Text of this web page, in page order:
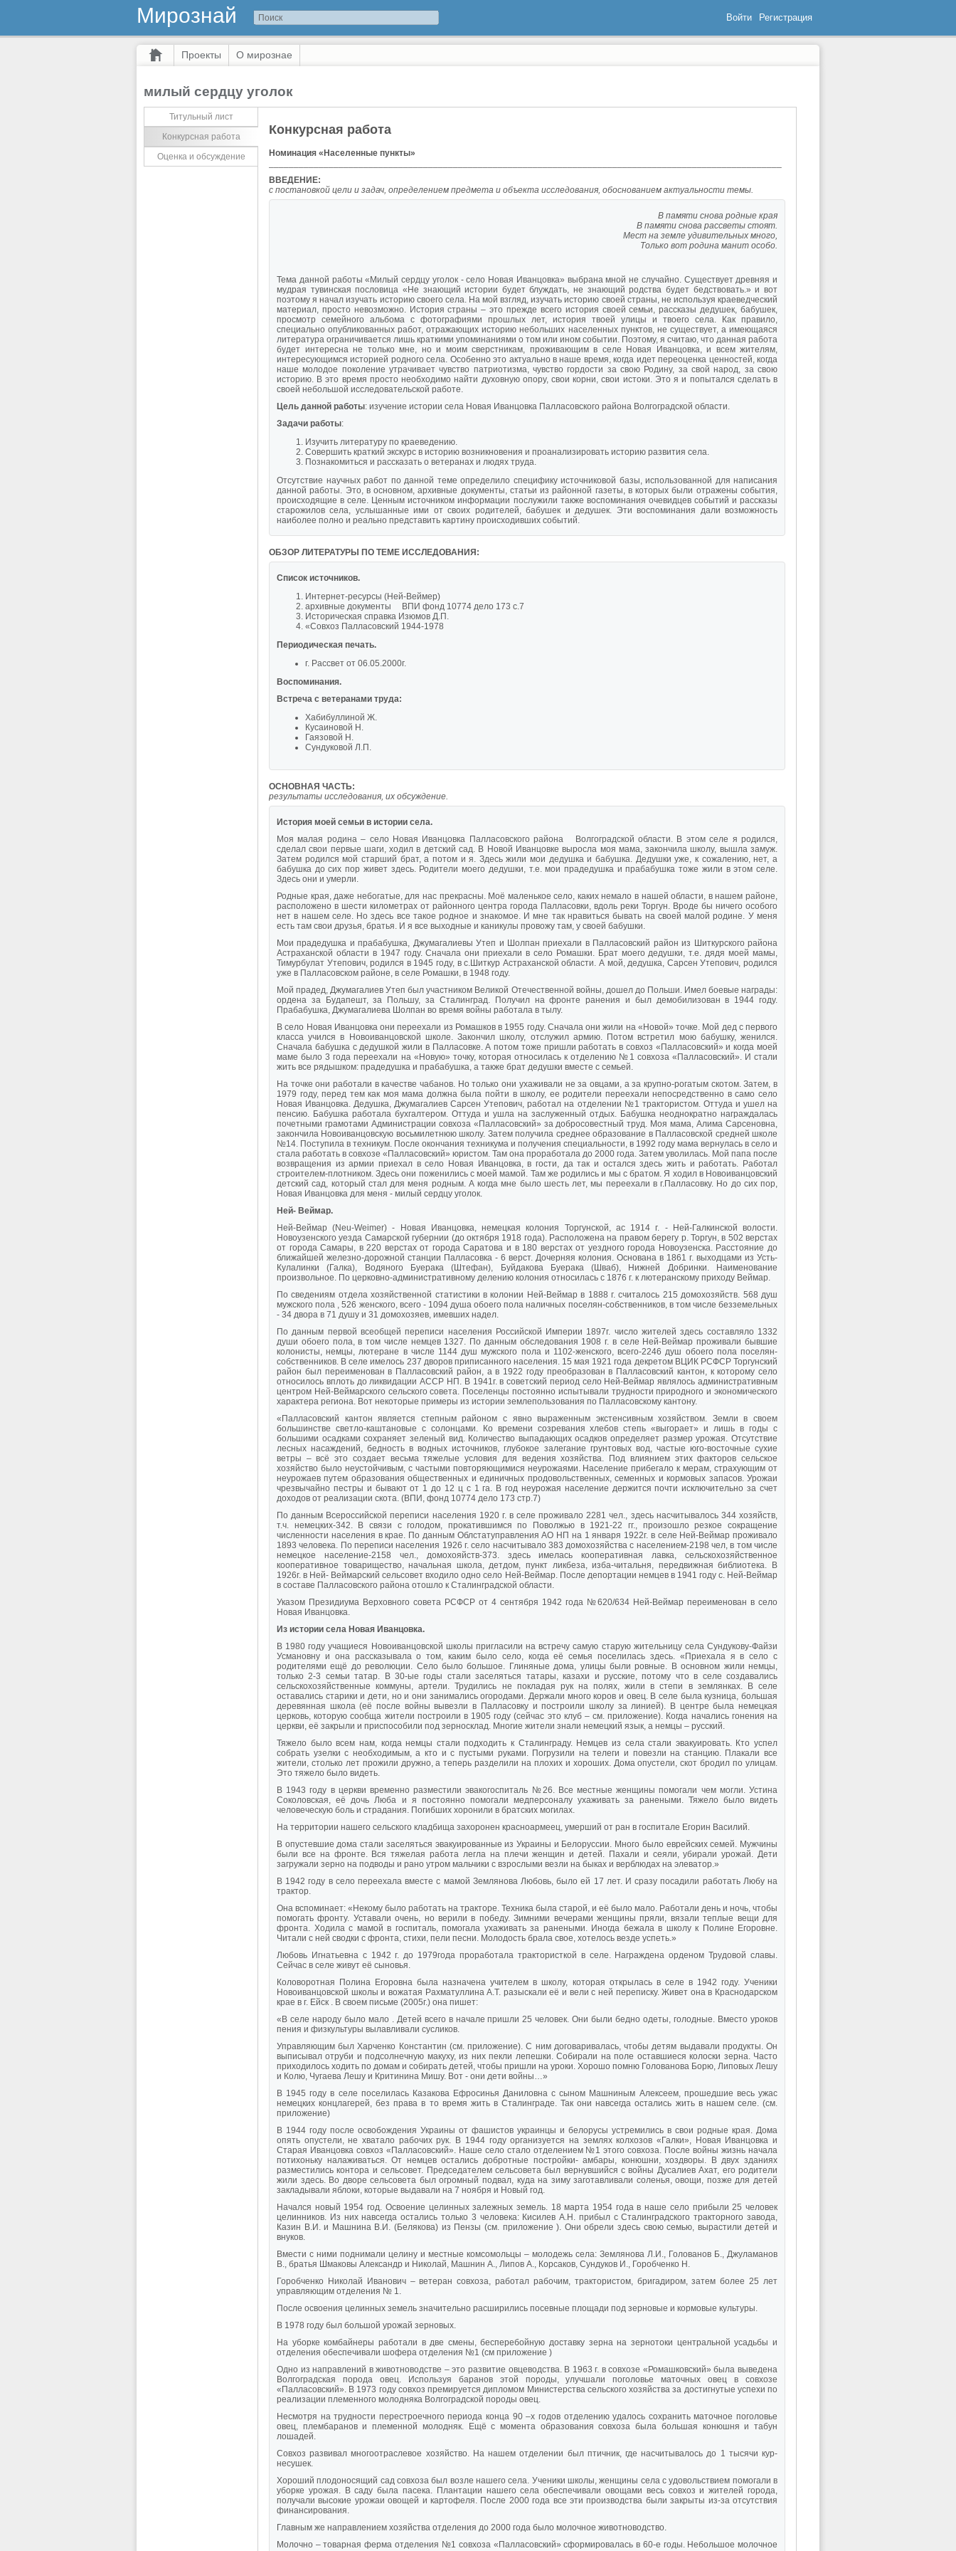
Мирознай Войти Регистрация
Проекты О мирознае
милый сердцу уголок
Титульный лист
Конкурсная работа
Оценка и обсуждение
Конкурсная работа
Номинация «Населенные пункты»
ВВЕДЕНИЕ:
с постановкой цели и задач, определением предмета и объекта исследования, обоснованием актуальности темы.
В памяти снова родные края
В памяти снова рассветы стоят.
Мест на земле удивительных много,
Только вот родина манит особо.
Тема данной работы «Милый сердцу уголок - село Новая Иванцовка» выбрана мной не случайно. Существует древняя и
мудрая тувинская пословица «Не знающий истории будет блуждать, не знающий родства будет бедствовать.» и вот
поэтому я начал изучать историю своего села. На мой взгляд, изучать историю своей страны, не используя краеведческий
материал, просто невозможно. История страны – это прежде всего история своей семьи, рассказы дедушек, бабушек,
просмотр семейного альбома с фотографиями прошлых лет, история твоей улицы и твоего села. Как правило,
специально опубликованных работ, отражающих историю небольших населенных пунктов, не существует, а имеющаяся
литература ограничивается лишь краткими упоминаниями о том или ином событии. Поэтому, я считаю, что данная работа
будет интересна не только мне, но и моим сверстникам, проживающим в селе Новая Иванцовка, и всем жителям,
интересующимся историей родного села. Особенно это актуально в наше время, когда идет переоценка ценностей, когда
наше молодое поколение утрачивает чувство патриотизма, чувство гордости за свою Родину, за свой народ, за свою
историю. В это время просто необходимо найти духовную опору, свои корни, свои истоки. Это я и попытался сделать в
своей небольшой исследовательской работе.
Цель данной работы: изучение истории села Новая Иванцовка Палласовского района Волгоградской области.
Задачи работы:
Изучить литературу по краеведению.
Совершить краткий экскурс в историю возникновения и проанализировать историю развития села.
Познакомиться и рассказать о ветеранах и людях труда.
Отсутствие научных работ по данной теме определило специфику источниковой базы, использованной для написания
данной работы. Это, в основном, архивные документы, статьи из районной газеты, в которых были отражены события,
происходящие в селе. Ценным источником информации послужили также воспоминания очевидцев событий и рассказы
старожилов села, услышанные ими от своих родителей, бабушек и дедушек. Эти воспоминания дали возможность
наиболее полно и реально представить картину происходивших событий.
ОБЗОР ЛИТЕРАТУРЫ ПО ТЕМЕ ИССЛЕДОВАНИЯ:
Список источников.
Интернет-ресурсы (Ней-Веймер)
архивные документы ВПИ фонд 10774 дело 173 с.7
Историческая справка Изюмов Д.П.
«Совхоз Палласовский 1944-1978
Периодическая печать.
г. Рассвет от 06.05.2000г.
Воспоминания.
Встреча с ветеранами труда:
Хабибуллиной Ж.
Кусаиновой Н.
Гаязовой Н.
Сундуковой Л.П.
ОСНОВНАЯ ЧАСТЬ:
результаты исследования, их обсуждение.
История моей семьи в истории села.
Моя малая родина – село Новая Иванцовка Палласовского района Волгоградской области. В этом селе я родился,
сделал свои первые шаги, ходил в детский сад. В Новой Иванцовке выросла моя мама, закончила школу, вышла замуж.
Затем родился мой старший брат, а потом и я. Здесь жили мои дедушка и бабушка. Дедушки уже, к сожалению, нет, а
бабушка до сих пор живет здесь. Родители моего дедушки, т.е. мои прадедушка и прабабушка тоже жили в этом селе.
Здесь они и умерли.
Родные края, даже небогатые, для нас прекрасны. Моё маленькое село, каких немало в нашей области, в нашем районе,
расположено в шести километрах от районного центра города Палласовки, вдоль реки Торгун. Вроде бы ничего особого
нет в нашем селе. Но здесь все такое родное и знакомое. И мне так нравиться бывать на своей малой родине. У меня
есть там свои друзья, братья. И я все выходные и каникулы провожу там, у своей бабушки.
Мои прадедушка и прабабушка, Джумагалиевы Утеп и Шолпан приехали в Палласовский район из Шиткурского района
Астраханской области в 1947 году. Сначала они приехали в село Ромашки. Брат моего дедушки, т.е. дядя моей мамы,
Тимурбулат Утепович, родился в 1945 году, в с.Шиткур Астраханской области. А мой, дедушка, Сарсен Утепович, родился
уже в Палласовском районе, в селе Ромашки, в 1948 году.
Мой прадед, Джумагалиев Утеп был участником Великой Отечественной войны, дошел до Польши. Имел боевые награды:
ордена за Будапешт, за Польшу, за Сталинград. Получил на фронте ранения и был демобилизован в 1944 году.
Прабабушка, Джумагалиева Шолпан во время войны работала в тылу.
В село Новая Иванцовка они переехали из Ромашков в 1955 году. Сначала они жили на «Новой» точке. Мой дед с первого
класса учился в Новоиванцовской школе. Закончил школу, отслужил армию. Потом встретил мою бабушку, женился.
Сначала бабушка с дедушкой жили в Палласовке. А потом тоже пришли работать в совхоз «Палласовский» и когда моей
маме было 3 года переехали на «Новую» точку, которая относилась к отделению №1 совхоза «Палласовский». И стали
жить все рядышком: прадедушка и прабабушка, а также брат дедушки вместе с семьей.
На точке они работали в качестве чабанов. Но только они ухаживали не за овцами, а за крупно-рогатым скотом. Затем, в
1979 году, перед тем как моя мама должна была пойти в школу, ее родители переехали непосредственно в само село
Новая Иванцовка. Дедушка, Джумагалиев Сарсен Утепович, работал на отделении №1 трактористом. Оттуда и ушел на
пенсию. Бабушка работала бухгалтером. Оттуда и ушла на заслуженный отдых. Бабушка неоднократно награждалась
почетными грамотами Администрации совхоза «Палласовский» за добросовестный труд. Моя мама, Алима Сарсеновна,
закончила Новоиванцовскую восьмилетнюю школу. Затем получила среднее образование в Палласовской средней школе
№14. Поступила в техникум. После окончания техникума и получения специальности, в 1992 году мама вернулась в село и
стала работать в совхозе «Палласовский» юристом. Там она проработала до 2000 года. Затем уволилась. Мой папа после
возвращения из армии приехал в село Новая Иванцовка, в гости, да так и остался здесь жить и работать. Работал
строителем-плотником. Здесь они поженились с моей мамой. Там же родились и мы с братом. Я ходил в Новоиванцовский
детский сад, который стал для меня родным. А когда мне было шесть лет, мы переехали в г.Палласовку. Но до сих пор,
Новая Иванцовка для меня - милый сердцу уголок.
Ней- Веймар.
Ней-Веймар (Neu-Weimer) - Новая Иванцовка, немецкая колония Торгунской, ас 1914 г. - Ней-Галкинской волости.
Новоузенского уезда Самарской губернии (до октября 1918 года). Расположена на правом берегу р. Торгун, в 502 верстах
от города Самары, в 220 верстах от города Саратова и в 180 верстах от уездного города Новоузенска. Расстояние до
ближайшей железно-дорожной станции Палласовка - 6 верст. Дочерняя колония. Основана в 1861 г. выходцами из Усть-
Кулалинки (Галка), Водяного Буерака (Штефан), Буйдакова Буерака (Шваб), Нижней Добринки. Наименование
произвольное. По церковно-административному делению колония относилась с 1876 г. к лютеранскому приходу Веймар.
По сведениям отдела хозяйственной статистики в колонии Ней-Веймар в 1888 г. считалось 215 домохозяйств. 568 душ
мужского пола , 526 женского, всего - 1094 душа обоего пола наличных поселян-собственников, в том числе безземельных
- 34 двора в 71 душу и 31 домохозяев, имевших надел.
По данным первой всеобщей переписи населения Российской Империи 1897г. число жителей здесь составляло 1332
души обоего пола, в том числе немцев 1327. По данным обследования 1908 г. в селе Ней-Веймар проживали бывшие
колонисты, немцы, лютеране в числе 1144 душ мужского пола и 1102-женского, всего-2246 душ обоего пола поселян-
собственников. В селе имелось 237 дворов приписанного населения. 15 мая 1921 года декретом ВЦИК РСФСР Торгунский
район был переименован в Палласовский район, а в 1922 году преобразован в Палласовский кантон, к которому село
относилось вплоть до ликвидации АССР НП. В 1941г. в советский период село Ней-Веймар являлось административным
центром Ней-Веймарского сельского совета. Поселенцы постоянно испытывали трудности природного и экономического
характера региона. Вот некоторые примеры из истории землепользования по Палласовскому кантону.
«Палласовский кантон является степным районом с явно выраженным экстенсивным хозяйством. Земли в своем
большинстве светло-каштановые с солонцами. Ко времени созревания хлебов степь «выгорает» и лишь в годы с
большими осадками сохраняет зеленый вид. Количество выпадающих осадков определяет размер урожая. Отсутствие
лесных насаждений, бедность в водных источников, глубокое залегание грунтовых вод, частые юго-восточные сухие
ветры – всё это создает весьма тяжелые условия для ведения хозяйства. Под влиянием этих факторов сельское
хозяйство было неустойчивым, с частыми повторяющимися неурожаями. Население прибегало к мерам, страхующим от
неурожаев путем образования общественных и единичных продовольственных, семенных и кормовых запасов. Урожаи
чрезвычайно пестры и бывают от 1 до 12 ц с 1 га. В год неурожая население держится почти исключительно за счет
доходов от реализации скота. (ВПИ, фонд 10774 дело 173 стр.7)
По данным Всероссийской переписи населения 1920 г. в селе проживало 2281 чел., здесь насчитывалось 344 хозяйств,
т.ч. немецких-342. В связи с голодом, прокатившимся по Поволжью в 1921-22 гг., произошло резкое сокращение
численности населения в крае. По данным Облстатуправления АО НП на 1 января 1922г. в селе Ней-Веймар проживало
1893 человека. По переписи населения 1926 г. село насчитывало 383 домохозяйства с населением-2198 чел, в том числе
немецкое население-2158 чел., домохояйств-373. здесь имелась кооперативная лавка, сельскохозяйственное
кооперативное товарищество, начальная школа, детдом, пункт ликбеза, изба-читальня, передвижная библиотека. В
1926г. в Ней- Веймарский сельсовет входило одно село Ней-Веймар. После депортации немцев в 1941 году с. Ней-Веймар
в составе Палласовского района отошло к Сталинградской области.
Указом Президиума Верховного совета РСФСР от 4 сентября 1942 года №620/634 Ней-Веймар переименован в село
Новая Иванцовка.
Из истории села Новая Иванцовка.
В 1980 году учащиеся Новоиванцовской школы пригласили на встречу самую старую жительницу села Сундукову-Файзи
Усмановну и она рассказывала о том, каким было село, когда её семья поселилась здесь. «Приехала я в село с
родителями ещё до революции. Село было большое. Глиняные дома, улицы были ровные. В основном жили немцы,
только 2-3 семьи татар. В 30-ые годы стали заселяться татары, казахи и русские, потому что в селе создавались
сельскохозяйственные коммуны, артели. Трудились не покладая рук на полях, жили в степи в землянках. В селе
оставались старики и дети, но и они занимались огородами. Держали много коров и овец. В селе была кузница, большая
деревянная школа (её после войны вывезли в Палласовку и построили школу за линией). В центре была немецкая
церковь, которую сообща жители построили в 1905 году (сейчас это клуб – см. приложение). Когда начались гонения на
церкви, её закрыли и приспособили под зерносклад. Многие жители знали немецкий язык, а немцы – русский.
Тяжело было всем нам, когда немцы стали подходить к Сталинграду. Немцев из села стали эвакуировать. Кто успел
собрать узелки с необходимым, а кто и с пустыми руками. Погрузили на телеги и повезли на станцию. Плакали все
жители, столько лет прожили дружно, а теперь разделили на плохих и хороших. Дома опустели, скот бродил по улицам.
Это тяжело было видеть.
В 1943 году в церкви временно разместили эвакогоспиталь №26. Все местные женщины помогали чем могли. Устина
Соколовская, её дочь Люба и я постоянно помогали медперсоналу ухаживать за ранеными. Тяжело было видеть
человеческую боль и страдания. Погибших хоронили в братских могилах.
На территории нашего сельского кладбища захоронен красноармеец, умерший от ран в госпитале Егорин Василий.
В опустевшие дома стали заселяться эвакуированные из Украины и Белоруссии. Много было еврейских семей. Мужчины
были все на фронте. Вся тяжелая работа легла на плечи женщин и детей. Пахали и сеяли, убирали урожай. Дети
загружали зерно на подводы и рано утром мальчики с взрослыми везли на быках и верблюдах на элеватор.»
В 1942 году в село переехала вместе с мамой Землянова Любовь, было ей 17 лет. И сразу посадили работать Любу на
трактор.
Она вспоминает: «Некому было работать на тракторе. Техника была старой, и её было мало. Работали день и ночь, чтобы
помогать фронту. Уставали очень, но верили в победу. Зимними вечерами женщины пряли, вязали теплые вещи для
фронта. Ходила с мамой в госпиталь, помогала ухаживать за ранеными. Иногда бежала в школу к Полине Егоровне.
Читали с ней сводки с фронта, стихи, пели песни. Молодость брала свое, хотелось везде успеть.»
Любовь Игнатьевна с 1942 г. до 1979года проработала трактористкой в селе. Награждена орденом Трудовой славы.
Сейчас в селе живут её сыновья.
Коловоротная Полина Егоровна была назначена учителем в школу, которая открылась в селе в 1942 году. Ученики
Новоиванцовской школы и вожатая Рахматуллина А.Т. разыскали её и вели с ней переписку. Живет она в Краснодарском
крае в г. Ейск . В своем письме (2005г.) она пишет:
«В селе народу было мало . Детей всего в начале пришли 25 человек. Они были бедно одеты, голодные. Вместо уроков
пения и физкультуры вылавливали сусликов.
Управляющим был Харченко Константин (см. приложение). С ним договаривалась, чтобы детям выдавали продукты. Он
выписывал отруби и подсолнечную макуху, из них пекли лепешки. Собирали на поле оставшиеся колоски зерна. Часто
приходилось ходить по домам и собирать детей, чтобы пришли на уроки. Хорошо помню Голованова Борю, Липовых Лешу
и Колю, Чугаева Лешу и Критинина Мишу. Вот - они дети войны…»
В 1945 году в селе поселилась Казакова Ефросинья Даниловна с сыном Машниным Алексеем, прошедшие весь ужас
немецких концлагерей, без права в то время жить в Сталинграде. Так они навсегда остались жить в нашем селе. (см.
приложение)
В 1944 году после освобождения Украины от фашистов украинцы и белорусы устремились в свои родные края. Дома
опять опустели, не хватало рабочих рук. В 1944 году организуется на землях колхозов «Галки», Новая Иванцовка и
Старая Иванцовка совхоз «Палласовский». Наше село стало отделением №1 этого совхоза. После войны жизнь начала
потихоньку налаживаться. От немцев остались добротные постройки- амбары, конюшни, хоздворы. В двух зданиях
разместились контора и сельсовет. Председателем сельсовета был вернувшийся с войны Дусалиев Ахат, его родители
жили здесь. Во дворе сельсовета был огромный подвал, куда на зиму заготавливали соленья, овощи, позже для детей
закладывали яблоки, которые выдавали на 7 ноября и Новый год.
Начался новый 1954 год. Освоение целинных залежных земель. 18 марта 1954 года в наше село прибыли 25 человек
целинников. Из них навсегда остались только 3 человека: Кисилев А.Н. прибыл с Сталинградского тракторного завода,
Казин В.И. и Машнина В.И. (Белякова) из Пензы (см. приложение ). Они обрели здесь свою семью, вырастили детей и
внуков.
Вмести с ними поднимали целину и местные комсомольцы – молодежь села: Землянова Л.И., Голованов Б., Джуламанов
В., братья Шмаковы Александр и Николай, Машнин А., Липов А., Корсаков, Сундуков И., Горобченко Н.
Горобченко Николай Иванович – ветеран совхоза, работал рабочим, трактористом, бригадиром, затем более 25 лет
управляющим отделения № 1.
После освоения целинных земель значительно расширились посевные площади под зерновые и кормовые культуры.
В 1978 году был большой урожай зерновых.
На уборке комбайнеры работали в две смены, бесперебойную доставку зерна на зернотоки центральной усадьбы и
отделения обеспечивали шофера отделения №1 (см приложение )
Одно из направлений в животноводстве – это развитие овцеводства. В 1963 г. в совхозе «Ромашковский» была выведена
Волгоградская порода овец. Используя баранов этой породы, улучшали поголовье маточных овец в совхозе
«Палласовский». В 1973 году совхоз премируется дипломом Министерства сельского хозяйства за достигнутые успехи по
реализации племенного молодняка Волгоградской породы овец.
Несмотря на трудности перестроечного периода конца 90 –х годов отделению удалось сохранить маточное поголовье
овец, плембаранов и племенной молодняк. Ещё с момента образования совхоза была большая конюшня и табун
лошадей.
Совхоз развивал многоотраслевое хозяйство. На нашем отделении был птичник, где насчитывалось до 1 тысячи кур-
несушек.
Хороший плодоносящий сад совхоза был возле нашего села. Ученики школы, женщины села с удовольствием помогали в
уборке урожая. В саду была пасека. Плантации нашего села обеспечивали овощами весь совхоз и жителей города,
получали высокие урожаи овощей и картофеля. После 2000 года все эти производства были закрыты из-за отсутствия
финансирования.
Главным же направлением хозяйства отделения до 2000 года было молочное животноводство.
Молочно – товарная ферма отделения №1 совхоза «Палласовский» сформировалась в 60-е годы. Небольшое молочное